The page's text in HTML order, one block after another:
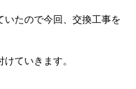
いたので今回、交換工事を
ていきます。